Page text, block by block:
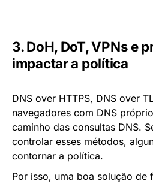
3. DoH, DoT, VPNs e
impactar a política
DNS over HTTPS, DNS over
navegadores com DNS
caminho das consultas DNS.
controlar esses métodos,
contornar a política.
Por isso, uma boa solução de